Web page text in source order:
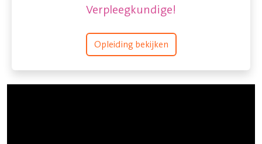
Verpleegkundige!
Opleiding bekijken